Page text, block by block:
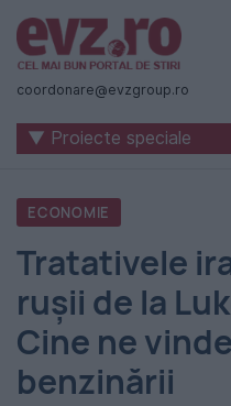
Știri
naționale
internaționale
România
Evenimentul
Zilei
coordonare@evzgroup.ro
▼ Proiecte speciale
ECONOMIE
Tratativele
rușii de la
Cine ne
benzinării